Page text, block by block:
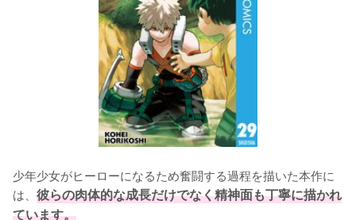
少年少女がヒーローになるため奮闘する過程を描いた本作に
は、 彼らの肉体的な成長だけでなく精神面も丁寧に描かれ
ています。